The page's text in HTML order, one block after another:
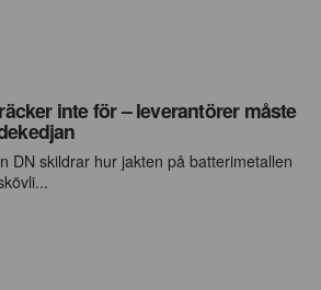
inte för – leverantörer måste
DN skildrar hur jakten på batterimetallen